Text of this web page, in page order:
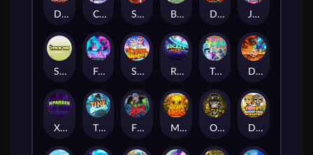
Dark Summoning Cloud Princess Shaolin Master Book of Time Drop'em Jelly Slice
Stick'em Feel The Beat Snow Slingers Rocket Reels Twisted Lab Dragon’s Domain
Xpander Time Spinners Fire My Laser Mighty Masks Outlasw Inc Donut Division